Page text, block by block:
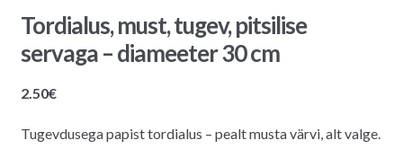
Tordialus, must, tugev, pitsilise
servaga – diameeter 30 cm
2.50€
Tugevdusega papist tordialus – pealt musta värvi, alt valge.